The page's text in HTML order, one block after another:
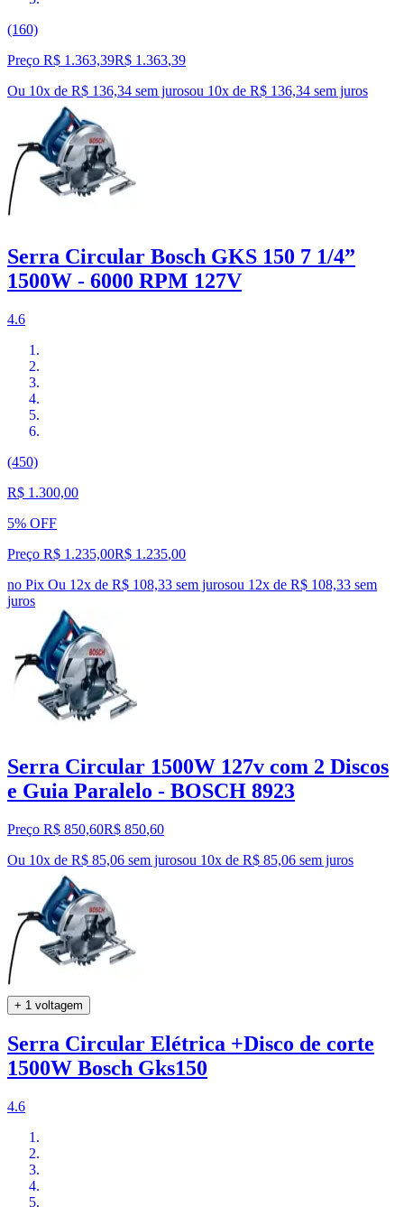
(160)
Preço R$ 1.363,39R$ 1.363,39
Ou 10x de R$ 136,34 sem jurosou 10x de R$ 136,34 sem juros
Serra Circular Bosch GKS 150 7 1/4”
1500W - 6000 RPM 127V
4.6
(450)
R$ 1.300,00
5% OFF
Preço R$ 1.235,00R$ 1.235,00
no Pix Ou 12x de R$ 108,33 sem jurosou 12x de R$ 108,33 sem
juros
Serra Circular 1500W 127v com 2 Discos
e Guia Paralelo - BOSCH 8923
Preço R$ 850,60R$ 850,60
Ou 10x de R$ 85,06 sem jurosou 10x de R$ 85,06 sem juros
+ 1 voltagem
Serra Circular Elétrica +Disco de corte
1500W Bosch Gks150
4.6